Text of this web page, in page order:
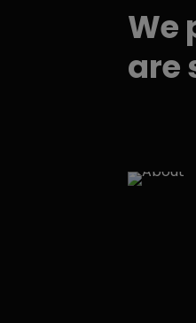
We
are